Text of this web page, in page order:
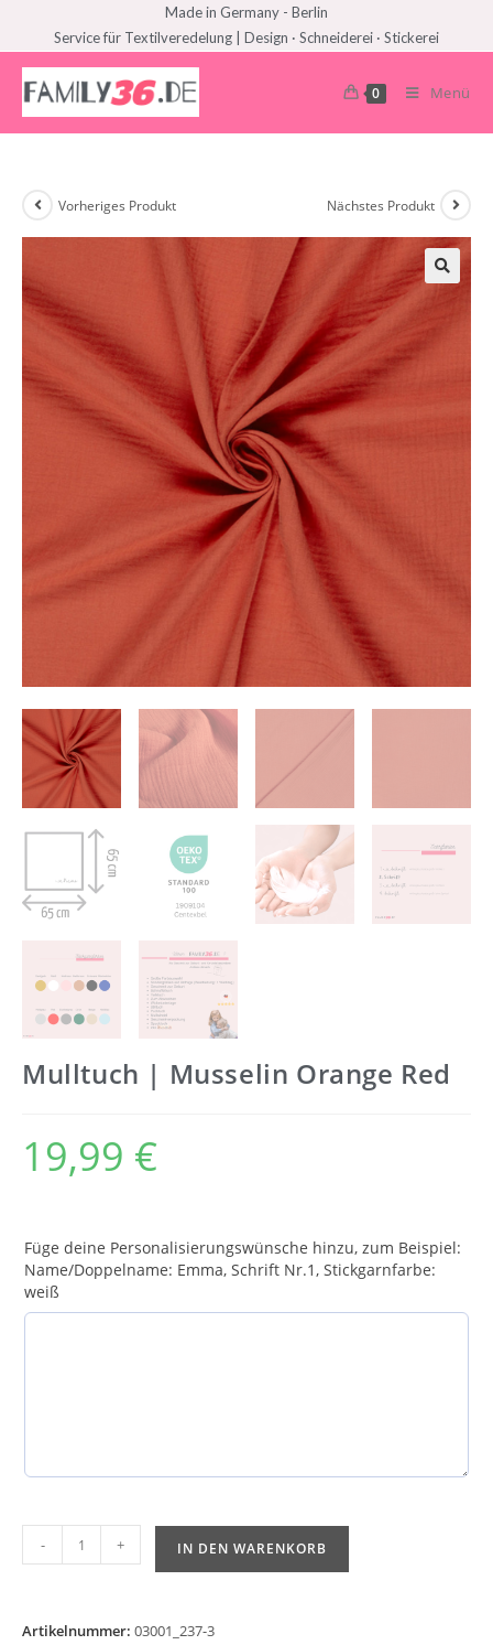
Made in Germany - Berlin
Service für Textilveredelung | Design · Schneiderei · Stickerei
0 Menü
Vorheriges Produkt Nächstes Produkt
Mulltuch | Musselin Orange Red
19,99 €
Füge deine Personalisierungswünsche hinzu, zum Beispiel:
Name/Doppelname: Emma, Schrift Nr.1, Stickgarnfarbe:
weiß
- + IN DEN WARENKORB
Artikelnummer: 03001_237-3